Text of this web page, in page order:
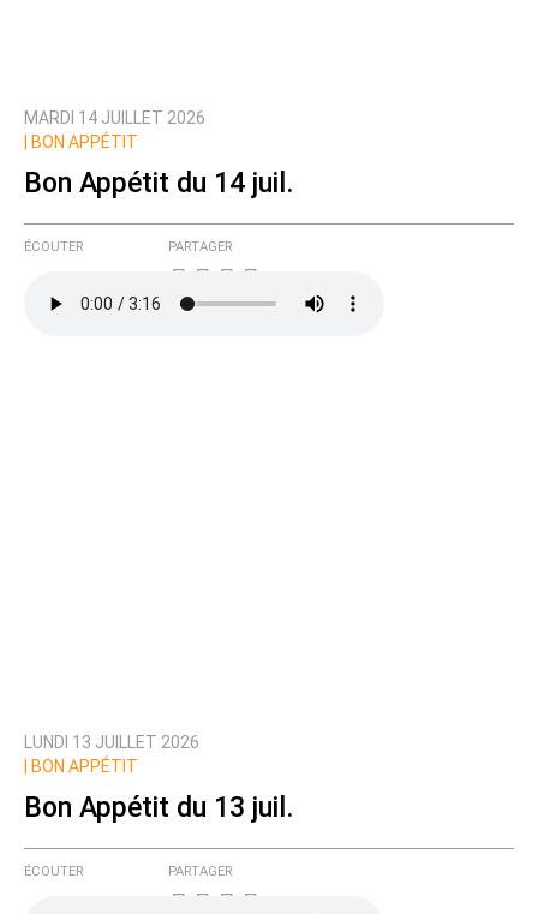
MARDI 14 JUILLET 2026
BON APPÉTIT
Bon Appétit du 14 juil.
ÉCOUTER PARTAGER
LUNDI 13 JUILLET 2026
BON APPÉTIT
Bon Appétit du 13 juil.
ÉCOUTER PARTAGER